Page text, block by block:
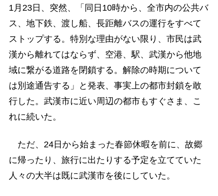
1月23日、突然、「同日10時から、全市内の公共バ
ス、地下鉄、渡し船、長距離バスの運行をすべて
ストップする。特別な理由がない限り、市民は武
漢から離れてはならず、空港、駅、武漢から他地
域に繋がる道路を閉鎖する。解除の時期について
は別途通告する」と発表、事実上の都市封鎖を敢
行した。武漢市に近い周辺の都市もすぐさま、こ
れに続いた。
ただ、24日から始まった春節休暇を前に、故郷
に帰ったり、旅行に出たりする予定を立てていた
人々の大半は既に武漢市を後にしていた。